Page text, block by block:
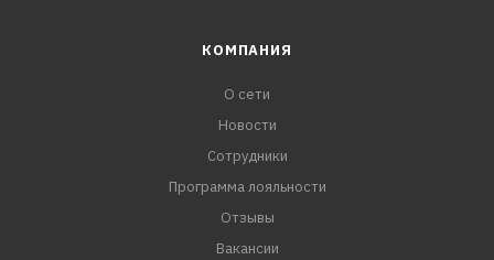
КОМПАНИЯ
О сети
Новости
Сотрудники
Программа лояльности
Отзывы
Вакансии